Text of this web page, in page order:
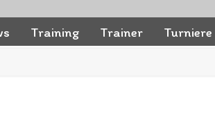
Training Trainer Turniere